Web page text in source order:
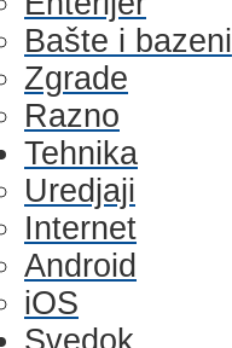
Bašte i bazeni
Zgrade
Razno
Tehnika
Uredjaji
Internet
Android
iOS